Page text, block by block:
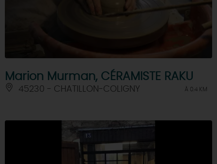
Marion Murman, CÉRAMISTE RAKU
45230 - CHATILLON-COLIGNY À 0.4 KM